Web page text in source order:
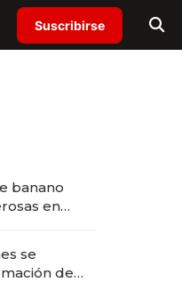
Suscribirse
banano
en
se
de